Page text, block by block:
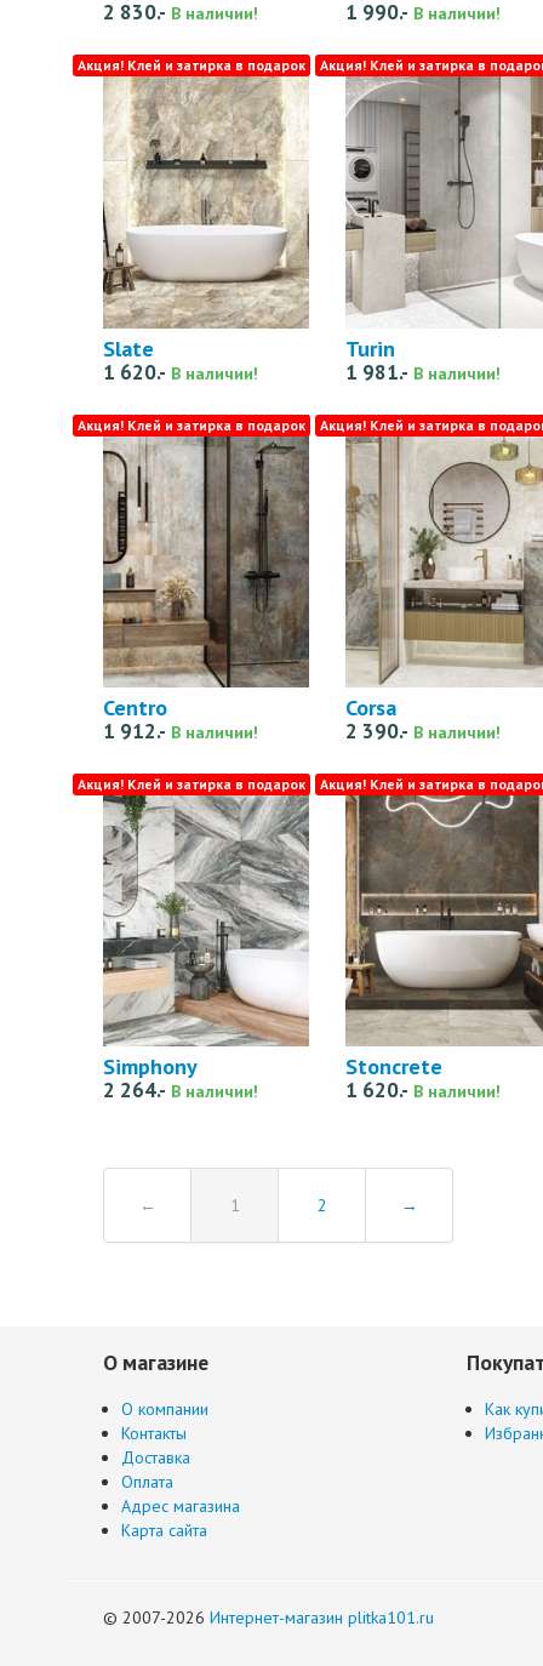
2 830.- В наличии! 1 990.- В наличии!
Slate
1 620.- В наличии!
Акция! Клей и затирка в подарок
Turin
1 981.- В наличии!
Акция! Клей и затирка в
Centro
1 912.- В наличии!
Акция! Клей и затирка в подарок
Corsa
2 390.- В наличии!
Акция! Клей и затирка в
Simphony
2 264.- В наличии!
Акция! Клей и затирка в подарок
Stoncrete
1 620.- В наличии!
Акция! Клей и затирка в
← 1 2 →
О магазине
О компании
Контакты
Доставка
Оплата
Адрес магазина
Карта сайта
Как
© 2007-2026 Интернет-магазин plitka101.ru